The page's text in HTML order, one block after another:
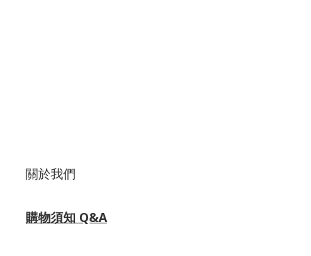
關於我們
購物須知 Q&A